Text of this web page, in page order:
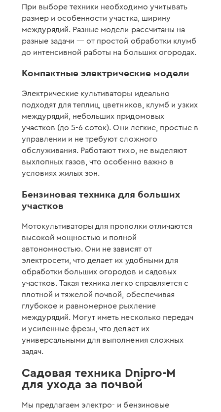
При выборе техники необходимо учитывать
размер и особенности участка, ширину
междурядий. Разные модели рассчитаны на
разные задачи — от простой обработки клумб
до интенсивной работы на больших огородах.
Компактные электрические модели
Электрические культиваторы идеально
подходят для теплиц, цветников, клумб и узких
междурядий, небольших придомовых
участков (до 5-6 соток). Они легкие, простые в
управлении и не требуют сложного
обслуживания. Работают тихо, не выделяют
выхлопных газов, что особенно важно в
условиях жилых зон.
Бензиновая техника для больших
участков
Мотокультиваторы для прополки отличаются
высокой мощностью и полной
автономностью. Они не зависят от
электросети, что делает их удобными для
обработки больших огородов и садовых
участков. Такая техника легко справляется с
плотной и тяжелой почвой, обеспечивая
глубокое и равномерное рыхление
междурядий. Могут иметь несколько передач
и усиленные фрезы, что делает их
универсальными для выполнения сложных
задач.
Садовая техника Dnipro-M
для ухода за почвой
Мы предлагаем электро- и бензиновые